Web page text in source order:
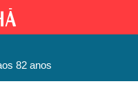
82 anos